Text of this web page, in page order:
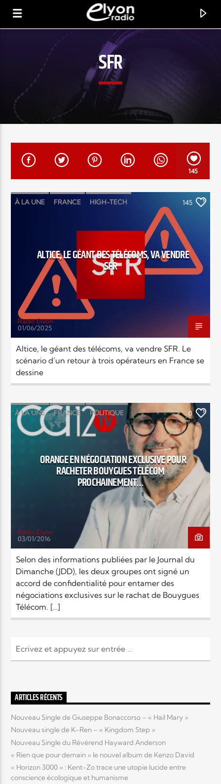
RADIO ELYON
POSITIVE ET ENCOURAGEANTE !
Radio Elyon
Elyon Rhema
Elyon Hits
Elyon Live
Elyon Kids
SFR
145
À LA UNE FRANCE HIGH-TECH 145
ALTICE, LE GÉANT DES TÉLÉCOMS, VA VENDRE
SFR
Radio Elyon
01/06/2025
Altice, le géant des télécoms, va vendre SFR. Le
scénario d’un retour à trois opérateurs en France se
dessine
À LA UNE FRANCE POLITIQUE
SOCIÉTÉ
0
ORANGE EN NÉGOCIATION EXCLUSIVE POUR
RACHETER BOUYGUES TÉLÉCOM
PROCHAINEMENT…
Radio Elyon
03/01/2016
Selon des informations publiées par le Journal du
Dimanche (JDD), les deux groupes ont signé un
accord de confidentialité pour entamer des
négociations exclusives sur le rachat de Bouygues
Télécom. […]
ARTICLES RÉCENTS
Nouveau Single de Giuseppe Bonaccorso – « Hail Mary »
Nouveau single de K-Ren – « Kingdom Step »
Nouveau Single du Révérend Hayward Anderson
« Rien que pour demain » le nouvel album de Kenzo David
« Horizon 3000 » : Kent-Zo trace une utopie lucide entre
conscience écologique et humanisme